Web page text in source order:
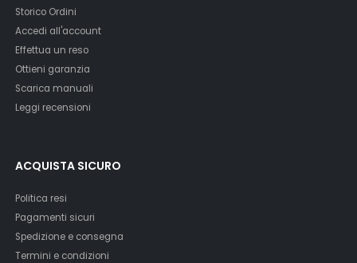
Storico Ordini
Accedi all'account
Effettua un reso
Ottieni garanzia
Scarica manuali
Leggi recensioni
ACQUISTA SICURO
Politica resi
Pagamenti sicuri
Spedizione e consegna
Termini e condizioni